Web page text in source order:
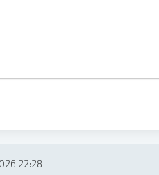
22:28